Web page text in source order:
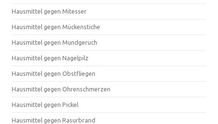
Hausmittel gegen Mitesser
Hausmittel gegen Mückenstiche
Hausmittel gegen Mundgeruch
Hausmittel gegen Nagelpilz
Hausmittel gegen Obstfliegen
Hausmittel gegen Ohrenschmerzen
Hausmittel gegen Pickel
Hausmittel gegen Rasurbrand